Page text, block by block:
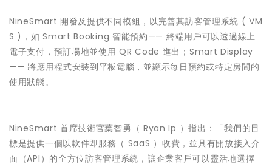
NineSmart 開發及提供不同模組，以完善其訪客管理系統 ( VM
S )，如 Smart Booking 智能預約—— 終端用戶可以透過線上
電子支付，預訂場地並使用 QR Code 進出；Smart Display
—— 將應用程式安裝到平板電腦，並顯示每日預約或特定房間的
使用狀態。
NineSmart 首席技術官葉智勇（ Ryan Ip ）指出：「我們的目
標是提供一個以軟件即服務（ SaaS ）收費，並具有開放接入介
面（API）的全方位訪客管理系統，讓企業客戶可以靈活地選擇